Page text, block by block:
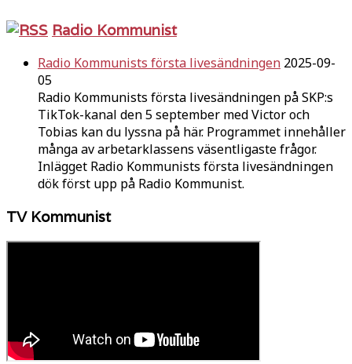
Radio Kommunist
Radio Kommunists första livesändningen 2025-09-
05
Radio Kommunists första livesändningen på SKP:s
TikTok-kanal den 5 september med Victor och
Tobias kan du lyssna på här. Programmet innehåller
många av arbetarklassens väsentligaste frågor.
Inlägget Radio Kommunists första livesändningen
dök först upp på Radio Kommunist.
TV Kommunist